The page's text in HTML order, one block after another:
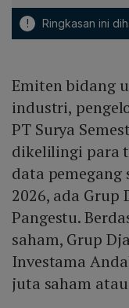
! Ringkasan ini
Emiten bidang
industri,
PT Surya
dikelilingi para
data pemegang
2026, ada Grup
Pangestu.
saham, Grup
Investama
juta saham atau